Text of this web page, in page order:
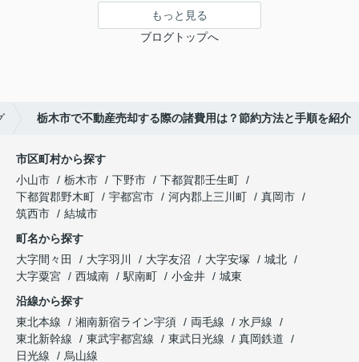
もっと見る
ブログトップへ
栃木市で不動産売却する際の諸費用は？節約方法と手順を紹介
市区町村から探す
小山市
栃木市 下野市
下都賀郡壬生町
下都賀郡野木町
宇都宮市 河内郡上三川町
真岡市
筑西市
結城市
町名から探す
大字間々田
大字羽川 大字友沼 大字安塚
城北
大字粟宮
西城南 駅南町 小金井
城東
沿線から探す
東北本線
湘南新宿ライン宇須 両毛線
水戸線
東北新幹線
東武宇都宮線 東武日光線
真岡鉄道
日光線
烏山線